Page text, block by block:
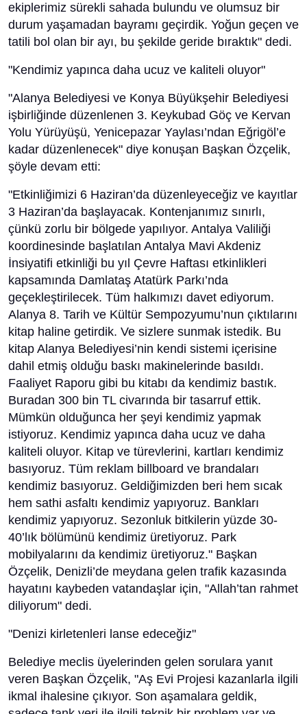
ekiplerimiz sürekli sahada bulundu ve olumsuz bir
durum yaşamadan bayramı geçirdik. Yoğun geçen ve
tatili bol olan bir ayı, bu şekilde geride bıraktık" dedi.
"Kendimiz yapınca daha ucuz ve kaliteli oluyor"
"Alanya Belediyesi ve Konya Büyükşehir Belediyesi
işbirliğinde düzenlenen 3. Keykubad Göç ve Kervan
Yolu Yürüyüşü, Yenicepazar Yaylası’ndan Eğrigöl’e
kadar düzenlenecek" diye konuşan Başkan Özçelik,
şöyle devam etti:
"Etkinliğimizi 6 Haziran’da düzenleyeceğiz ve kayıtlar
3 Haziran’da başlayacak. Kontenjanımız sınırlı,
çünkü zorlu bir bölgede yapılıyor. Antalya Valiliği
koordinesinde başlatılan Antalya Mavi Akdeniz
İnsiyatifi etkinliği bu yıl Çevre Haftası etkinlikleri
kapsamında Damlataş Atatürk Parkı’nda
geçekleştirilecek. Tüm halkımızı davet ediyorum.
Alanya 8. Tarih ve Kültür Sempozyumu’nun çıktılarını
kitap haline getirdik. Ve sizlere sunmak istedik. Bu
kitap Alanya Belediyesi’nin kendi sistemi içerisine
dahil etmiş olduğu baskı makinelerinde basıldı.
Faaliyet Raporu gibi bu kitabı da kendimiz bastık.
Buradan 300 bin TL civarında bir tasarruf ettik.
Mümkün olduğunca her şeyi kendimiz yapmak
istiyoruz. Kendimiz yapınca daha ucuz ve daha
kaliteli oluyor. Kitap ve türevlerini, kartları kendimiz
basıyoruz. Tüm reklam billboard ve brandaları
kendimiz basıyoruz. Geldiğimizden beri hem sıcak
hem sathi asfaltı kendimiz yapıyoruz. Bankları
kendimiz yapıyoruz. Sezonluk bitkilerin yüzde 30-
40’lık bölümünü kendimiz üretiyoruz. Park
mobilyalarını da kendimiz üretiyoruz." Başkan
Özçelik, Denizli’de meydana gelen trafik kazasında
hayatını kaybeden vatandaşlar için, "Allah’tan rahmet
diliyorum" dedi.
"Denizi kirletenleri lanse edeceğiz"
Belediye meclis üyelerinden gelen sorulara yanıt
veren Başkan Özçelik, "Aş Evi Projesi kazanlarla ilgili
ikmal ihalesine çıkıyor. Son aşamalara geldik,